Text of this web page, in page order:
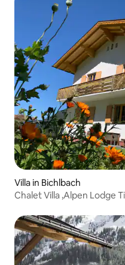
Villa in Bichlbach
Chalet Villa ‚Alpen Lodge